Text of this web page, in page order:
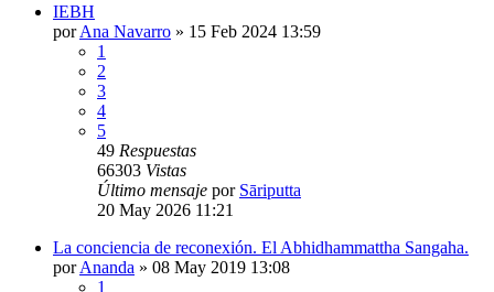
IEBH
porAna Navarro » 15 Feb 2024 13:59
1
2
3
4
5
49 Respuestas
66303 Vistas
Último mensaje por Sāriputta
20 May 2026 11:21
La conciencia de reconexión. El Abhidhammattha Sangaha.
porAnanda » 08 May 2019 13:08
1